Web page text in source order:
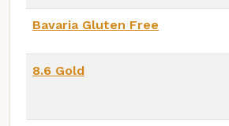
Bavaria Gluten Free
8.6 Gold